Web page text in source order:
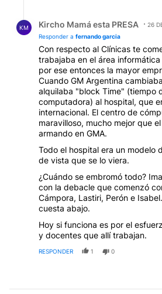
KM Kircho Mamá esta PRESA
26
Responder a fernando garcia
Con respecto al Clínicas te
trabajaba en el área
por ese entonces la mayor
Cuando GM Argentina
alquilaba "block Time" (tiempo
computadora) al hospital, que
internacional. El centro de
maravilloso, mucho mejor que
armando en GMA.
Todo el hospital era un modelo
de vista que se lo viera.
¿Cuándo se embromó todo?
con la debacle que comenzó
Cámpora, Lastiri, Perón e
cuesta abajo.
Hoy si funciona es por el
y docentes que allí trabajan.
RESPONDER 1 0